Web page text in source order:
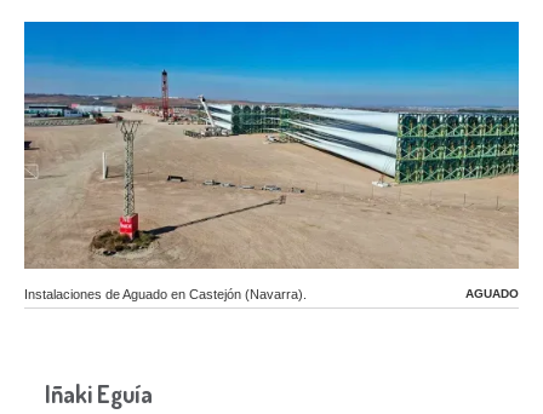
Instalaciones de Aguado en Castejón (Navarra). AGUADO
Iñaki Eguía